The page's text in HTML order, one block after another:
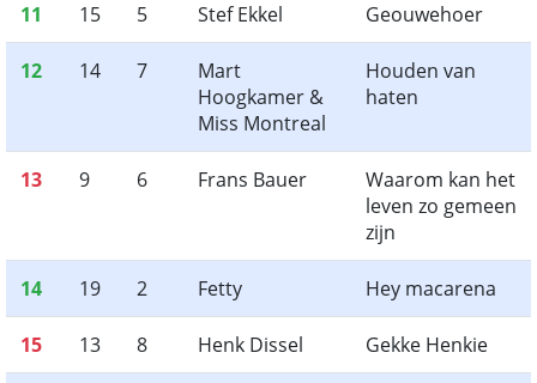
11 15 5 Stef Ekkel Geouwehoer
12 14 7
Mart
Hoogkamer &
Miss Montreal
Houden van
haten
13 9 6 Frans Bauer
Waarom kan het
leven zo gemeen
zijn
14 19 2 Fetty Hey macarena
15 13 8 Henk Dissel Gekke Henkie